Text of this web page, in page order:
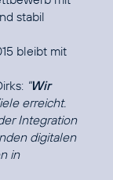
stabil
bleibt mit
"Wir
erreicht.
Integration
digitalen
in